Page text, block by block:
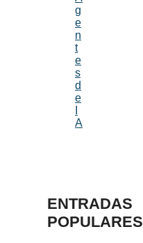
g
e
n
t
e
s
d
e
A
ENTRADAS
POPULARES